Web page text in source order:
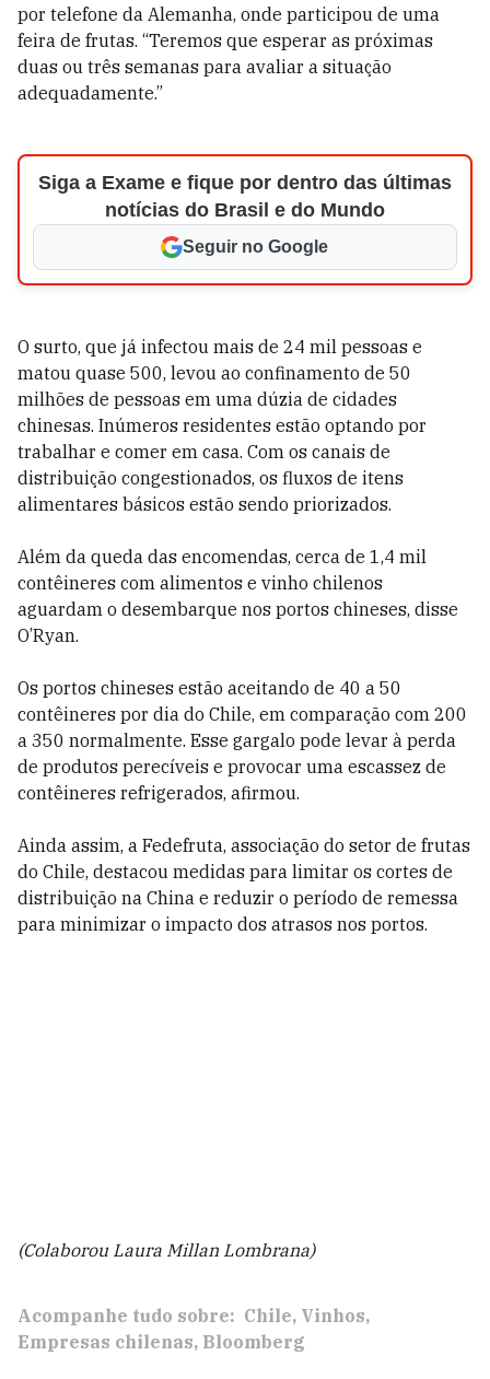
por telefone da Alemanha, onde participou de uma
feira de frutas. “Teremos que esperar as próximas
duas ou três semanas para avaliar a situação
adequadamente.”
Siga a Exame e fique por dentro das últimas
notícias do Brasil e do Mundo
Seguir no Google
O surto, que já infectou mais de 24 mil pessoas e
matou quase 500, levou ao confinamento de 50
milhões de pessoas em uma dúzia de cidades
chinesas. Inúmeros residentes estão optando por
trabalhar e comer em casa. Com os canais de
distribuição congestionados, os fluxos de itens
alimentares básicos estão sendo priorizados.
Além da queda das encomendas, cerca de 1,4 mil
contêineres com alimentos e vinho chilenos
aguardam o desembarque nos portos chineses, disse
O’Ryan.
Os portos chineses estão aceitando de 40 a 50
contêineres por dia do Chile, em comparação com 200
a 350 normalmente. Esse gargalo pode levar à perda
de produtos perecíveis e provocar uma escassez de
contêineres refrigerados, afirmou.
Ainda assim, a Fedefruta, associação do setor de frutas
do Chile, destacou medidas para limitar os cortes de
distribuição na China e reduzir o período de remessa
para minimizar o impacto dos atrasos nos portos.
(Colaborou Laura Millan Lombrana)
Acompanhe tudo sobre: Chile Vinhos
Empresas chilenas Bloomberg